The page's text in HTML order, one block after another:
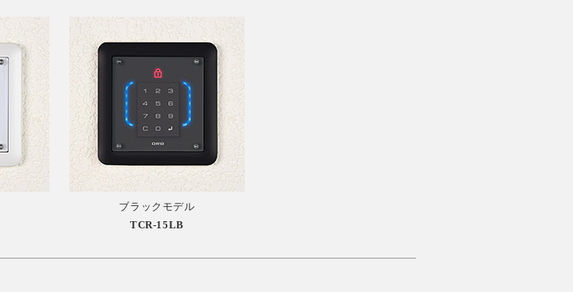
ブラックモデル
TCR-15LB